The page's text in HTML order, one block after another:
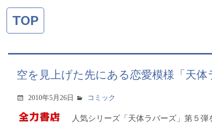
TOP
空を見上げた先にある恋愛模様「天体
2010年5月26日 コミック
人気シリーズ「天体ラバーズ」第５弾